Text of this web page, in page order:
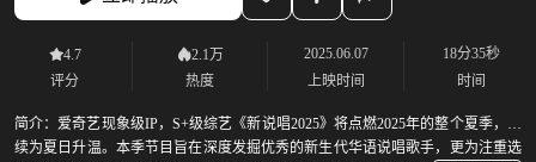
4.7
评分
2.1万
热度
2025.06.07
上映时间
18分35秒
时间
简介：爱奇艺现象级IP，S+级综艺《新说唱2025》将点燃2025年的整个夏季，持
续为夏日升温。本季节目旨在深度发掘优秀的新生代华语说唱歌手，更为注重选